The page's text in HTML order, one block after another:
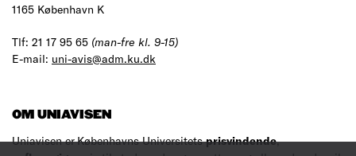
1165 København K
Tlf: 21 17 95 65 (man-fre kl. 9-15)
E-mail: uni-avis@adm.ku.dk
OM UNIAVISEN
Uniavisen er Københavns Universitetsprisvindende,